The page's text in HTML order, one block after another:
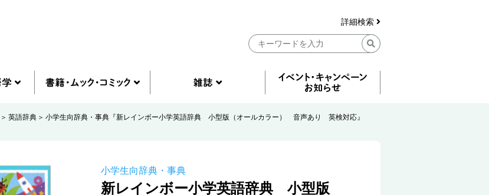
詳細検索
英語辞典 小学生向辞典・事典『新レインボー小学英語辞典 小型版（オールカラー） 音声あり 英検対応』
小学生向辞典・事典
新レインボー小学英語辞典 小型版